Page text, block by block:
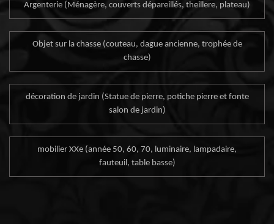
Argenterie (Ménagère, couverts dépareillés, theillere, plateau)
Objet sur la chasse (couteau, dague ancienne, trophée de
chasse)
décoration de jardin (Statue de pierre, potiche pierre et fonte
salon de jardin)
mobilier XXe (année 50, 60, 70, luminaire, lampadaire,
fauteuil, table basse)